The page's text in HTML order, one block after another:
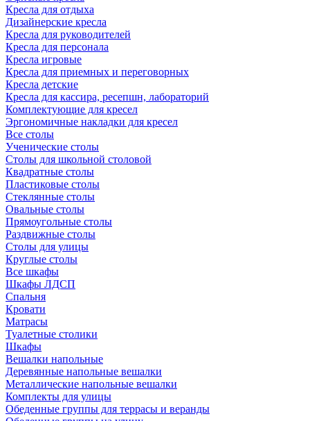
Кресла для отдыха
Дизайнерские кресла
Кресла для руководителей
Кресла для персонала
Кресла игровые
Кресла для приемных и переговорных
Кресла детские
Кресла для кассира, ресепшн, лабораторий
Комплектующие для кресел
Эргономичные накладки для кресел
Все столы
Ученические столы
Столы для школьной столовой
Квадратные столы
Пластиковые столы
Стеклянные столы
Овальные столы
Прямоугольные столы
Раздвижные столы
Столы для улицы
Круглые столы
Все шкафы
Шкафы ЛДСП
Спальня
Кровати
Матрасы
Туалетные столики
Шкафы
Вешалки напольные
Деревянные напольные вешалки
Металлические напольные вешалки
Комплекты для улицы
Обеденные группы для террасы и веранды